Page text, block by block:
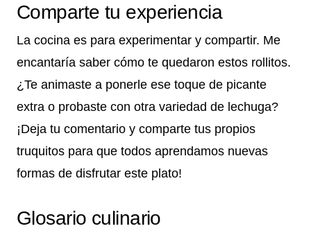
Comparte tu experiencia
La cocina es para experimentar y compartir. Me
encantaría saber cómo te quedaron estos rollitos.
¿Te animaste a ponerle ese toque de picante
extra o probaste con otra variedad de lechuga?
¡Deja tu comentario y comparte tus propios
truquitos para que todos aprendamos nuevas
formas de disfrutar este plato!
Glosario culinario